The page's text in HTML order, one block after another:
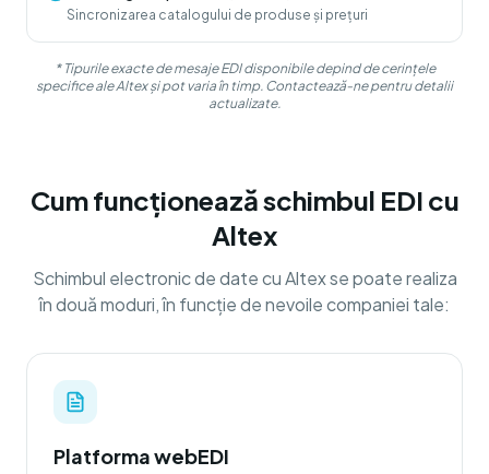
Sincronizarea catalogului de produse și prețuri
* Tipurile exacte de mesaje EDI disponibile depind de cerințele
specifice ale Altex și pot varia în timp. Contactează-ne pentru detalii
actualizate.
Cum funcționează schimbul EDI cu
Altex
Schimbul electronic de date cu Altex se poate realiza
în două moduri, în funcție de nevoile companiei tale:
Platforma webEDI